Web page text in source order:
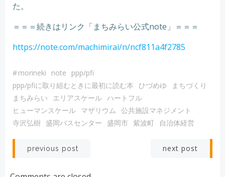
た。
＝＝＝続きはリンク「まちみらい公式note」＝＝＝
https://note.com/machimirai/n/ncf811a4f2785
#morineki note
ppp/pfi
ppp/pfiに取り組むときに最初に読む本
ひづめゆ
まちづくり
まちみらい
エリアスケール ハートフル
ヒューマンスケール マザリウム 公共施設マネジメント
寺沢弘樹 盛岡バスセンター 盛岡市 紫波町 自治体経営
Post
previous post next post